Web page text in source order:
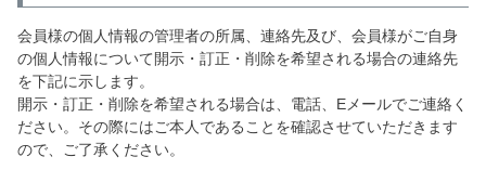
会員様の個人情報の管理者の所属、連絡先及び、会員様がご自身
の個人情報について開示・訂正・削除を希望される場合の連絡先
を下記に示します。
開示・訂正・削除を希望される場合は、電話、Eメールでご連絡く
ださい。その際にはご本人であることを確認させていただきます
ので、ご了承ください。